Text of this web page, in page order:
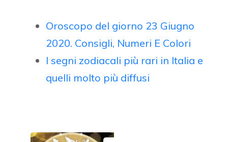
Oroscopo del giorno 23 Giugno
2020. Consigli, Numeri E Colori
I segni zodiacali più rari in Italia e
quelli molto più diffusi